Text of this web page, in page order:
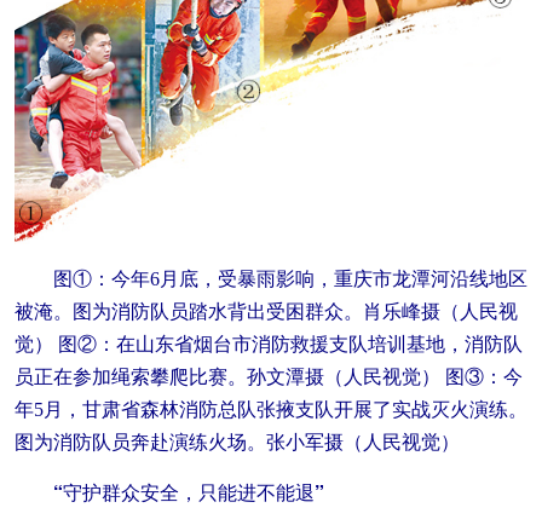
图①：今年6月底，受暴雨影响，重庆市龙潭河沿线地区
被淹。图为消防队员踏水背出受困群众。肖乐峰摄（人民视
觉） 图②：在山东省烟台市消防救援支队培训基地，消防队
员正在参加绳索攀爬比赛。孙文潭摄（人民视觉） 图③：今
年5月，甘肃省森林消防总队张掖支队开展了实战灭火演练。
图为消防队员奔赴演练火场。张小军摄（人民视觉）
“守护群众安全，只能进不能退”